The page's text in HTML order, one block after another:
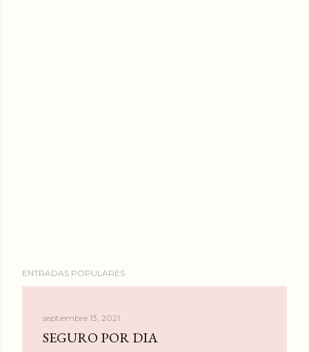
ENTRADAS POPULARES
septiembre 13, 2021
SEGURO POR DIA